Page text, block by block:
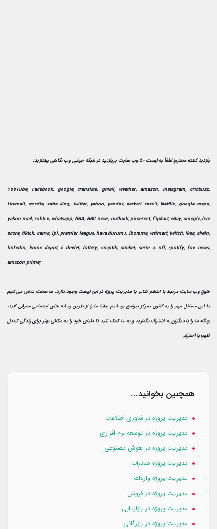
بازدید کننده محترم؛ لطفاً به لیست 50 وب سایت پربازدید در شبکه جهانی وب نگاهی بیندازید:
YouTube, Facebook, google, translate, gmail, weather, amazon, Instagram, cricbuzz,
Hotmail, wordle, satta king, twitter, yahoo, yandex, sarkari result, Netflix, google maps,
yahoo mail, roblox, whatsapp, NBA, BBC news, outlook, pinterest, flipkart, eBay, omegle, live
score, tiktok, canva, ipl, premier league, hava durumu, ibomma, walmart, twitch, ikea, shein,
linkedin, home depot, e devlet, lottery, snaptik, cricket, serie a, nfl, spotify, fox news,
amazon prime;
هیچ وب سایت مرتبط با انتشار کتاب یا مدیریت پروژه در این لیست وجود ندارد. ما سخت تلاش می کنیم
تا این مسائل مهم را به کانون تمرکز جوامع برسانیم. لطفا ما را از طریق رسانه های اجتماعی معرفی کنید،
وبگاه ما را با دیگران به اشتراک بگذارید و به ما کمک کنید تا دنیای خود را به مکانی بهتر برای زندگی تبدیل
کنیم؛ با احترام.
همچنین بخوانید...
مدیریت پروژه در فناوری اطلاعات
مدیریت پروژه در توسعه نرم افزاری
مدیریت پروژه در هوش مصنوعی
مدیریت پروژه صادرات
مدیریت پروژه واردات
مدیریت پروژه در فروش
مدیریت پروژه در بازاریابی
مدیریت پروژه در بازرگانی